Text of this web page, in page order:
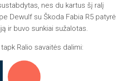
nes du kartus šį ralį
Dewulf su Škoda Fabia R5 patyrė
ir buvo sunkiai sužalotas.
Ralio savaitės dalimi: